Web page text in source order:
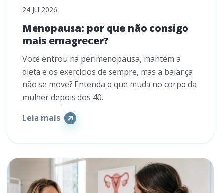
24 Jul 2026
Menopausa: por que não consigo
mais emagrecer?
Você entrou na perimenopausa, mantém a
dieta e os exercícios de sempre, mas a balança
não se move? Entenda o que muda no corpo da
mulher depois dos 40.
Leia mais